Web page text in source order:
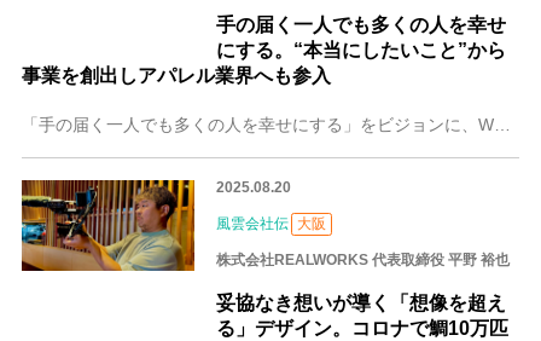
手の届く一人でも多くの人を幸せ
にする。“本当にしたいこと”から
事業を創出しアパレル業界へも参入
「手の届く一人でも多くの人を幸せにする」をビジョンに、Web制作やDTPデザインなどの企画・制作・運用を行う株式会社blissCreative。目の前の人の「本
2025.08.20
風雲会社伝 大阪
株式会社REALWORKS 代表取締役 平野 裕也
妥協なき想いが導く「想像を超え
る」デザイン。コロナで鯛10万匹